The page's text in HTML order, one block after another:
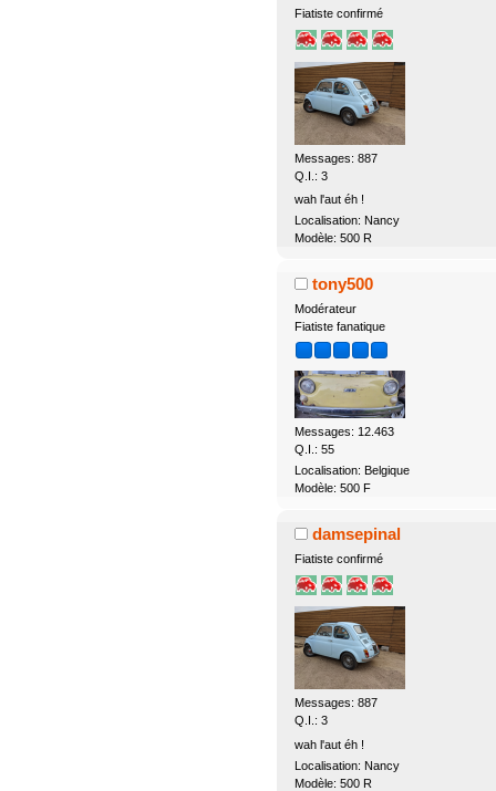
Fiatiste confirmé
Messages: 887
Q.I.: 3
wah l'aut éh !
Localisation: Nancy
Modèle: 500 R
tony500
Modérateur
Fiatiste fanatique
Messages: 12.463
Q.I.: 55
Localisation: Belgique
Modèle: 500 F
damsepinal
Fiatiste confirmé
Messages: 887
Q.I.: 3
wah l'aut éh !
Localisation: Nancy
Modèle: 500 R